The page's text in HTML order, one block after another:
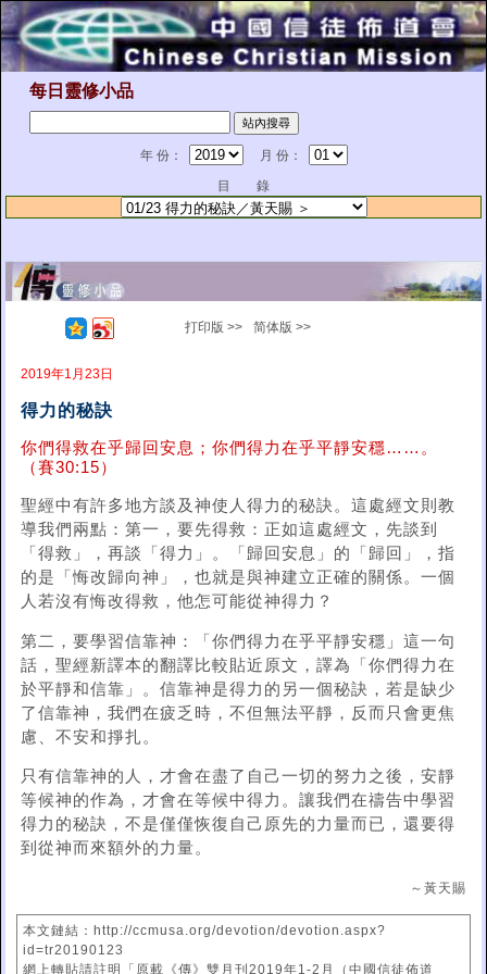
每日靈修小品
年 份：
月 份：
目 錄
打印版 >> 简体版 >>
2019年1月23日
得力的秘訣
你們得救在乎歸回安息；你們得力在乎平靜安穩……。
（賽30:15）
聖經中有許多地方談及神使人得力的秘訣。這處經文則教
導我們兩點：第一，要先得救：正如這處經文，先談到
「得救」，再談「得力」。「歸回安息」的「歸回」，指
的是「悔改歸向神」，也就是與神建立正確的關係。一個
人若沒有悔改得救，他怎可能從神得力？
第二，要學習信靠神：「你們得力在乎平靜安穩」這一句
話，聖經新譯本的翻譯比較貼近原文，譯為「你們得力在
於平靜和信靠」。信靠神是得力的另一個秘訣，若是缺少
了信靠神，我們在疲乏時，不但無法平靜，反而只會更焦
慮、不安和掙扎。
只有信靠神的人，才會在盡了自己一切的努力之後，安靜
等候神的作為，才會在等候中得力。讓我們在禱告中學習
得力的秘訣，不是僅僅恢復自己原先的力量而已，還要得
到從神而來額外的力量。
～黃天賜
本文鏈結：http://ccmusa.org/devotion/devotion.aspx?
id=tr20190123
網上轉貼請註明「原載《傳》雙月刊2019年1-2月（中國信徒佈道